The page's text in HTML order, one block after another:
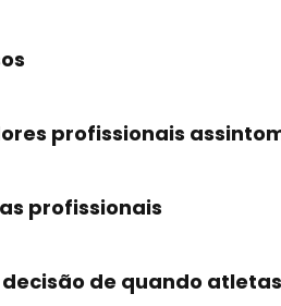
profissionais
profissionais
de quando